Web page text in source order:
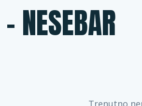
-NESEBAR
Trenutno